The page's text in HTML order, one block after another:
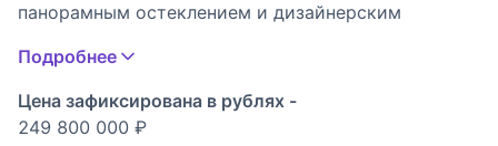
панорамным остеклением и дизайнерским
дерево, дизайнерские эмалированные двери,
потолки с теневым профилем. Дом оборудован
всем необходимым для комфортной загородной
Подробнее
Цена зафиксирована в рублях -
249 800 000 ₽